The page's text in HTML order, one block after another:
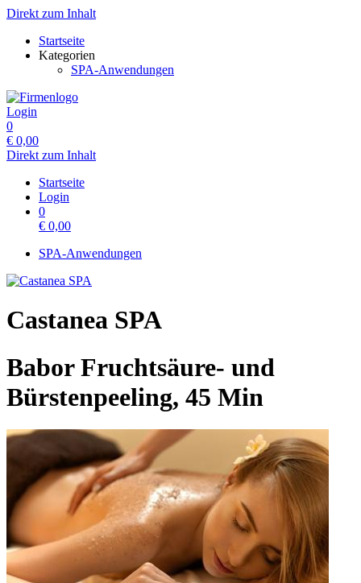
Direkt zum Inhalt
Startseite
Kategorien
SPA-Anwendungen
Login
0
€ 0,00
Direkt zum Inhalt
Startseite
Login
0
€ 0,00
SPA-Anwendungen
Castanea SPA
Babor Fruchtsäure- und
Bürstenpeeling, 45 Min